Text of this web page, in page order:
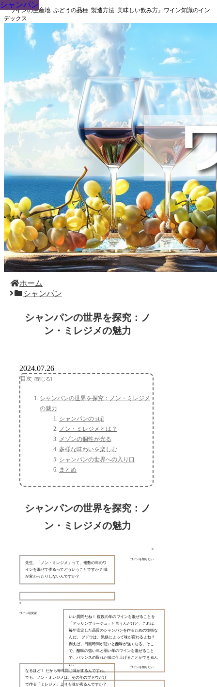
『ワインの生産地･ぶどうの品種･製造方法･美味しい飲み方』ワイン知識のイン
デックス
ホーム
シャンパン
シャンパンの世界を探究：ノ
ン・ミレジメの魅力
シャンパン
2024.07.26
目次
シャンパンの世界を探究：ノン・ミレジメ
の魅力
シャンパンの stijl
ノン・ミレジメとは？
メゾンの個性が光る
多様な味わいを楽しむ
シャンパンの世界への入り口
まとめ
シャンパンの世界を探究：ノ
ン・ミレジメの魅力
ワインを知りたい
先生、「ノン・ミレジメ」って、複数の年のワ
インを混ぜて作るってどういうことですか？ 味
が変わったりしないんですか？
ワイン研究家
いい質問だね！ 複数の年のワインを混ぜることを
「アッサンブラージュ」と言うんだけど、これは、
毎年安定した品質のシャンパンを作るための技術な
んだ。 ブドウは、気候によって味が変わるよね？
例えば、日照時間が短いと酸味が強くなる。そこ
で、酸味の強い年と弱い年のワインを混ぜること
で、バランスの取れた味に仕上げることができるん
だ。
ワインを知りたい
なるほど！ だから毎年同じ味がするんですね。
でも、ノン・ミレジメは、その年のブドウだけ
で作る「ミレジメ」よりも味が劣るんですか？
シャンパン
シャンパン
シャンパン
シャンパン
シャンパン
シャンパン
シャンパン
シャンパン